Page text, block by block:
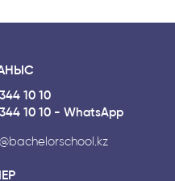
10 10
344 10 10 - WhatsApp